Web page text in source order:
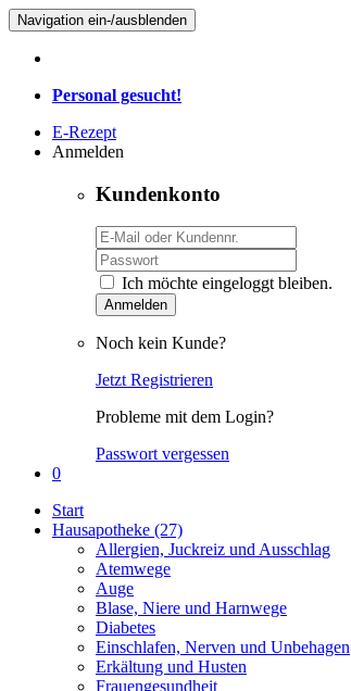
Navigation ein-/ausblenden
Personal gesucht!
E-Rezept
Anmelden
Kundenkonto
Ich möchte eingeloggt bleiben.
Anmelden
Noch kein Kunde?
Jetzt Registrieren
Probleme mit dem Login?
Passwort vergessen
0
Start
Hausapotheke (27)
Allergien, Juckreiz und Ausschlag
Atemwege
Auge
Blase, Niere und Harnwege
Diabetes
Einschlafen, Nerven und Unbehagen
Erkältung und Husten
Frauengesundheit